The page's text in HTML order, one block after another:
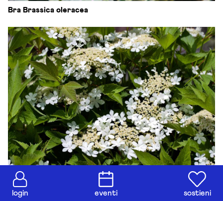
login eventi sostieni
Bra Brassica oleracea
Viburnum spp.